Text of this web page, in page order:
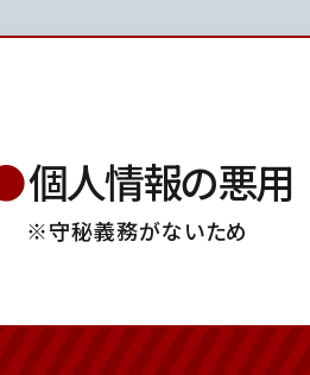
個人情報の悪用
※守秘義務がないため